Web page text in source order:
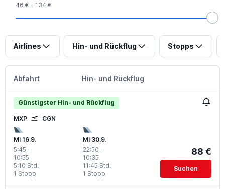
46 € - 134 €
Airlines Hin- und Rückflug Stopps
Abfahrt Hin- und Rückflug
Günstigster Hin- und Rückflug
MXP CGN
Mi 16.9.
5:45 -
10:55
1 Stopp
5:10 Std.
Mi 30.9.
22:50 -
10:35
1 Stopp
11:45 Std.
88 €
Suchen